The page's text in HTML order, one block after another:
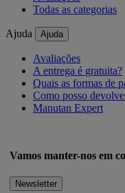
Todas as categorias
Ajuda Ajuda
Avaliações
A entrega é gratuita?
Quais as formas de
Como posso
Manutan Expert
Vamos manter-nos em
Newsletter